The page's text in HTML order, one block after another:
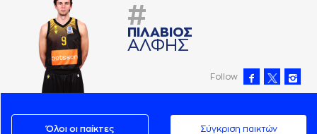
#
ΠΙΛAΒΙΟΣ
AΛΦΗΣ
Follow
Όλοι οι παίκτες Σύγκριση παικτών